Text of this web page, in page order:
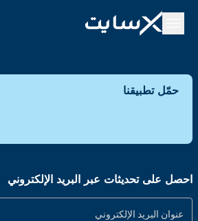
حمّل تطبيقنا
احصل على تحديثات عبر البريد الإلكتروني